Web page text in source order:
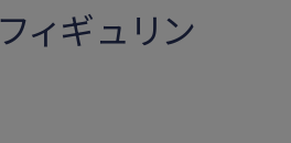
ィギュリン